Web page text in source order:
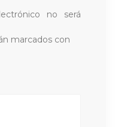
no será
marcados con